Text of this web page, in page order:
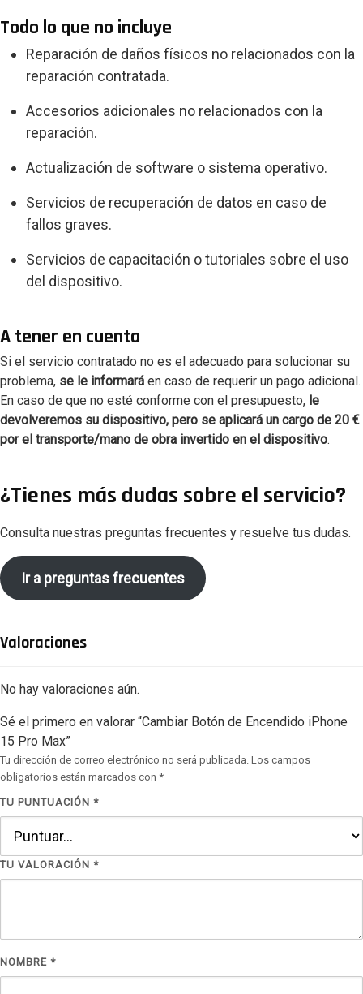
Todo lo que no incluye
Reparación de daños físicos no relacionados con la
reparación contratada.
Accesorios adicionales no relacionados con la
reparación.
Actualización de software o sistema operativo.
Servicios de recuperación de datos en caso de
fallos graves.
Servicios de capacitación o tutoriales sobre el uso
del dispositivo.
A tener en cuenta
Si el servicio contratado no es el adecuado para solucionar su
problema, se le informará en caso de requerir un pago adicional.
En caso de que no esté conforme con el presupuesto, le
devolveremos su dispositivo, pero se aplicará un cargo de 20 €
por el transporte/mano de obra invertido en el dispositivo.
¿Tienes más dudas sobre el servicio?
Consulta nuestras preguntas frecuentes y resuelve tus dudas.
Ir a preguntas frecuentes
Valoraciones
No hay valoraciones aún.
Sé el primero en valorar “Cambiar Botón de Encendido iPhone
15 Pro Max”
Tu dirección de correo electrónico no será publicada. Los campos
obligatorios están marcados con *
TU PUNTUACIÓN *
TU VALORACIÓN *
NOMBRE *